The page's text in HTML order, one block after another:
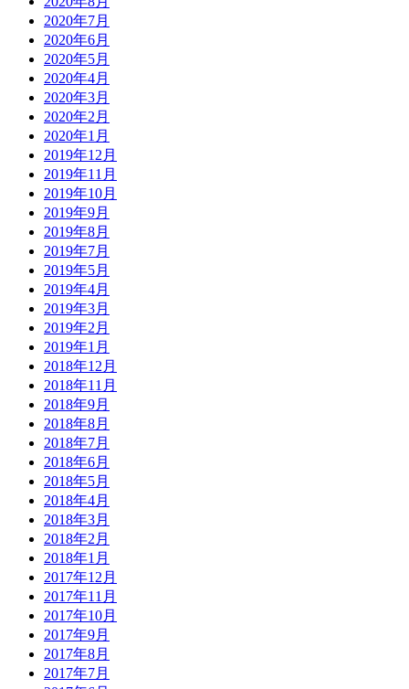
2020年7月
2020年6月
2020年5月
2020年4月
2020年3月
2020年2月
2020年1月
2019年12月
2019年11月
2019年10月
2019年9月
2019年8月
2019年7月
2019年5月
2019年4月
2019年3月
2019年2月
2019年1月
2018年12月
2018年11月
2018年9月
2018年8月
2018年7月
2018年6月
2018年5月
2018年4月
2018年3月
2018年2月
2018年1月
2017年12月
2017年11月
2017年10月
2017年9月
2017年8月
2017年7月